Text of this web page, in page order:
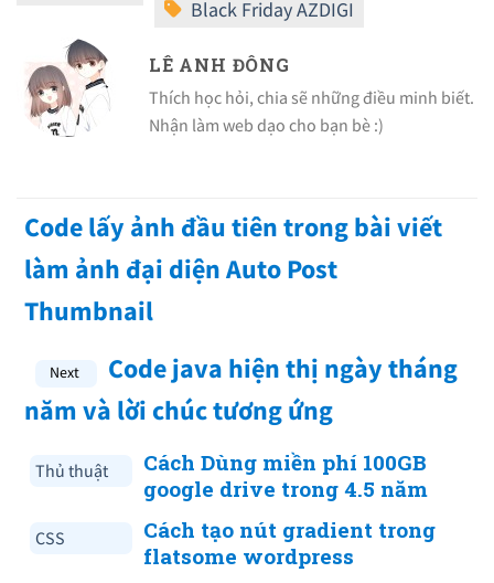
LÊ ANH ĐÔNG
Thích học hỏi, chia sẽ những điều minh biết.
Nhận làm web dạo cho bạn bè :)
Code lấy ảnh đầu tiên trong bài viết
làm ảnh đại diện Auto Post
Thumbnail
Code java hiện thị ngày tháng
năm và lời chúc tương ứng
Thủ thuật
Cách Dùng miền phí 100GB
google drive trong 4.5 năm
CSS
Cách tạo nút gradient trong
flatsome wordpress